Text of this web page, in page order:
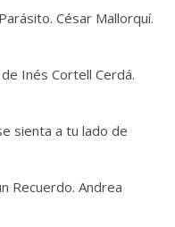
César Mallorquí.
Inés Cortell Cerdá.
sienta a tu lado de
Recuerdo. Andrea